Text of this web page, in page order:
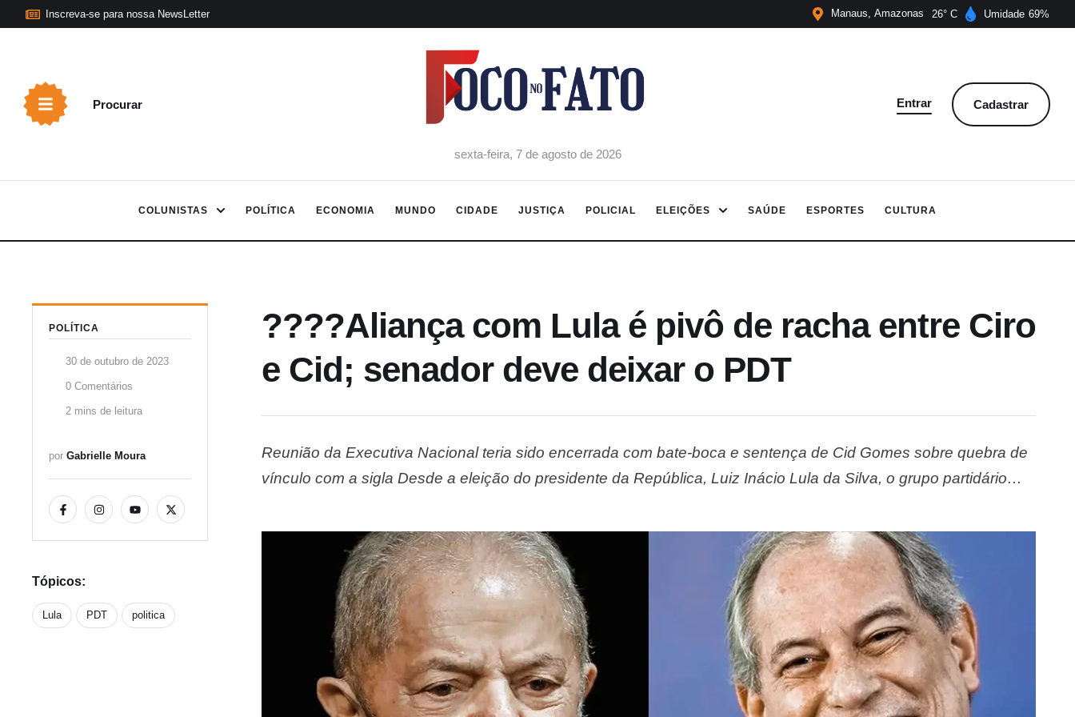
Inscreva-se para nossa NewsLetter Manaus Amazonas 26 Umidade 69
Procurar
sexta-feira, 7 de agosto de 2026
Entrar Cadastrar
COLUNISTAS POLÍTICA ECONOMIA MUNDO CIDADE JUSTIÇA POLICIAL ELEIÇÕES SAÚDE ESPORTES CULTURA
POLÍTICA
30 de outubro de 2023
0 Comentários
2 mins de leitura
por Gabrielle Moura
Tópicos:
Lula PDT politica
????Aliança com Lula é pivô de racha entre Ciro
e Cid; senador deve deixar o PDT
Reunião da Executiva Nacional teria sido encerrada com bate-boca e sentença de Cid Gomes sobre quebra de
vínculo com a sigla Desde a eleição do presidente da República, Luiz Inácio Lula da Silva, o grupo partidário
com Lula, ideia …